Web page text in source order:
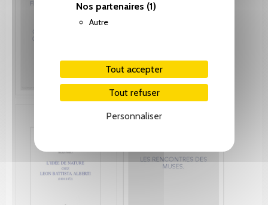
Nos partenaires (1)
Autre
Tout accepter
Tout refuser
Personnaliser